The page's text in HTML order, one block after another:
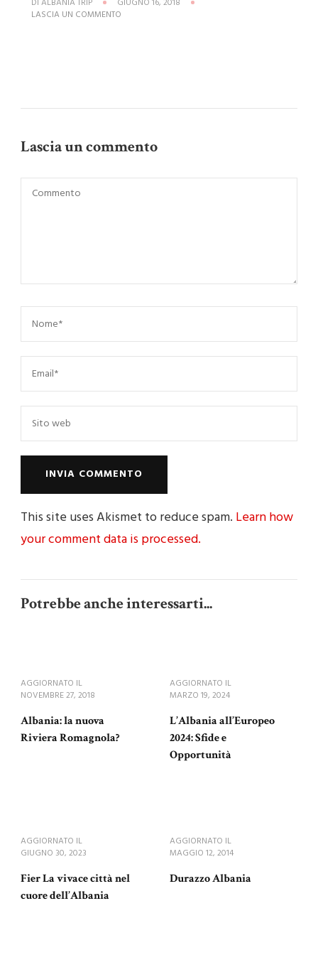
DI ALBANIA TRIP
GIUGNO 16, 2018
LASCIA UN COMMENTO
Lascia un commento
This site uses Akismet to reduce spam. Learn how
your comment data is processed.
Potrebbe anche interessarti...
AGGIORNATO IL
NOVEMBRE 27, 2018
Albania: la nuova
Riviera Romagnola?
AGGIORNATO IL
MARZO 19, 2024
L’Albania all’Europeo
2024: Sfide e
Opportunità
AGGIORNATO IL
GIUGNO 30, 2023
Fier La vivace città nel
cuore dell’Albania
AGGIORNATO IL
MAGGIO 12, 2014
Durazzo Albania